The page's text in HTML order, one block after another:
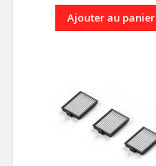
Ajouter au panier